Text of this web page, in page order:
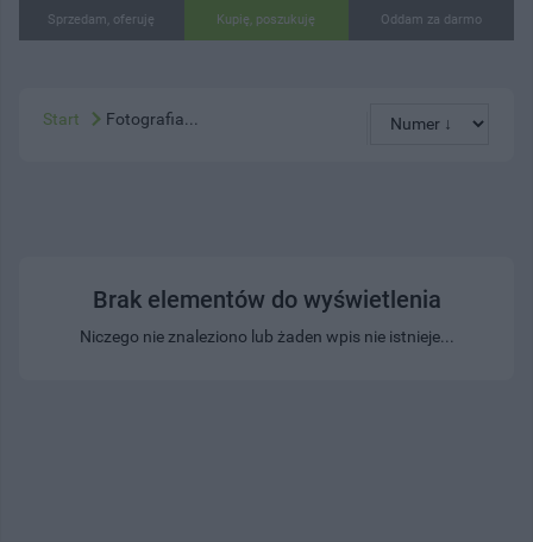
Sprzedam, oferuję Kupię, poszukuję Oddam za darmo
Start Fotografia...
Brak elementów do wyświetlenia
Niczego nie znaleziono lub żaden wpis nie istnieje...